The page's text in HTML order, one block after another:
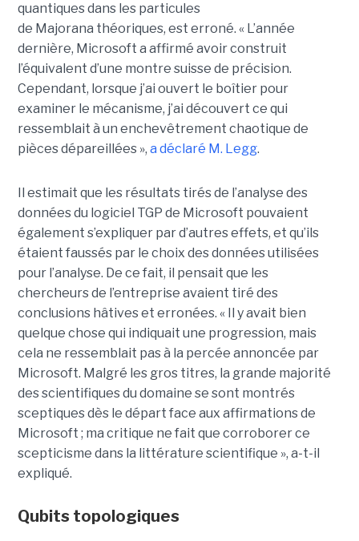
quantiques dans les particules
de Majorana théoriques, est erroné. « L’année
dernière, Microsoft a affirmé avoir construit
l’équivalent d’une montre suisse de précision.
Cependant, lorsque j’ai ouvert le boîtier pour
examiner le mécanisme, j’ai découvert ce qui
ressemblait à un enchevêtrement chaotique de
pièces dépareillées », a déclaré M. Legg.
Il estimait que les résultats tirés de l’analyse des
données du logiciel TGP de Microsoft pouvaient
également s’expliquer par d’autres effets, et qu’ils
étaient faussés par le choix des données utilisées
pour l’analyse. De ce fait, il pensait que les
chercheurs de l’entreprise avaient tiré des
conclusions hâtives et erronées. « Il y avait bien
quelque chose qui indiquait une progression, mais
cela ne ressemblait pas à la percée annoncée par
Microsoft. Malgré les gros titres, la grande majorité
des scientifiques du domaine se sont montrés
sceptiques dès le départ face aux affirmations de
Microsoft ; ma critique ne fait que corroborer ce
scepticisme dans la littérature scientifique », a-t-il
expliqué.
Qubits topologiques